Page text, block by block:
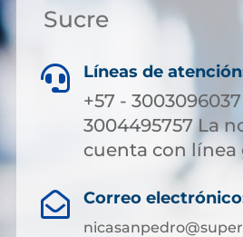
Sucre
 Líneas de
+57 -
3004495757 La
cuenta con línea
 Correo